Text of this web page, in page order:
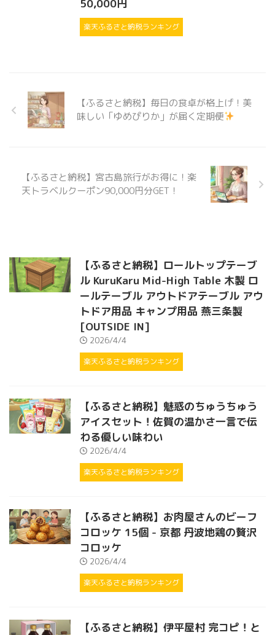
50,000円
楽天ふるさと納税ランキング
【ふるさと納税】毎日の食卓が格上げ！美
味しい「ゆめぴりか」が届く定期便
【ふるさと納税】宮古島旅行がお得に！楽
天トラベルクーポン90,000円分GET！
【ふるさと納税】ロールトップテーブ
ル KuruKaru Mid-High Table 木製 ロ
ールテーブル アウトドアテーブル アウ
トドア用品 キャンプ用品 燕三条製
[OUTSIDE IN]
2026/4/4
楽天ふるさと納税ランキング
【ふるさと納税】魅惑のちゅうちゅう
アイスセット！佐賀の温かさ一言で伝
わる優しい味わい
2026/4/4
楽天ふるさと納税ランキング
【ふるさと納税】お肉屋さんのビーフ
コロッケ 15個 - 京都 丹波地鶏の贅沢
コロッケ
2026/4/4
楽天ふるさと納税ランキング
【ふるさと納税】伊平屋村 完コピ！と